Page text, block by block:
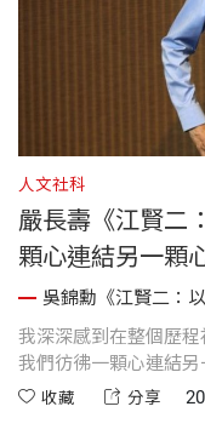
人文社科
嚴長壽《江賢二
顆心連結另一顆
情，讓花東躍上
吳錦勳《江賢二：
我深深感到在整個歷
我們彷彿一顆心連結
為這片美麗的土地奉獻
收藏 分享